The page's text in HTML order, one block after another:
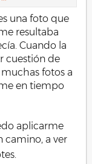
y no tengo
mucho de la
ella.
del Balance de
suelen pasar
capas
y arboles
(hasta 10
zonas y
una foto que
resultaba
Cuando la
cuestión de
fotos a
en tiempo
aplicarme
camino, a ver